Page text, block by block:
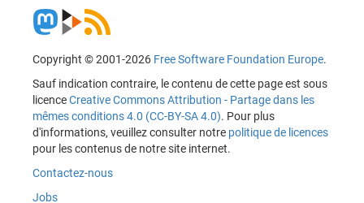
Copyright © 2001-2026 Free Software Foundation Europe.
Sauf indication contraire, le contenu de cette page est sous
licenceCreative Commons Attribution - Partage dans les
mêmes conditions 4.0 (CC-BY-SA 4.0). Pour plus
d'informations, veuillez consulter notre politique de licences
pour les contenus de notre site internet.
Contactez-nous
Jobs